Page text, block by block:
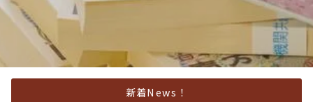
新着News！